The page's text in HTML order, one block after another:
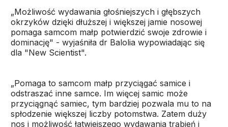
„Możliwość wydawania głośniejszych i głębszych
okrzyków dzięki dłuższej i większej jamie nosowej
pomaga samcom małp potwierdzić swoje zdrowie i
dominację" - wyjaśniła dr Balolia wypowiadając się
dla "New Scientist".
„Pomaga to samcom małp przyciągać samice i
odstraszać inne samce. Im więcej samic może
przyciągnąć samiec, tym bardziej pozwala mu to na
spłodzenie większej liczby potomstwa. Zatem duży
nos i możliwość łatwiejszego wydawania trąbień i